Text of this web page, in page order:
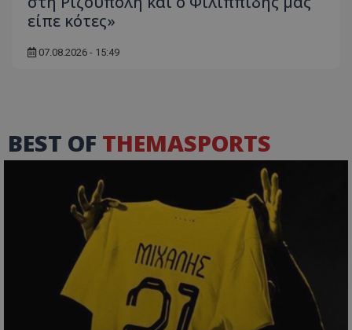
είπε κότες»
07.08.2026 - 15:49
BEST OF THEMASPORTS